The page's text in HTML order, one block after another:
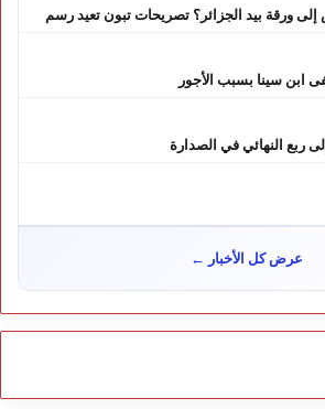
ورقة بيد الجزائر؟ تصريحات تبون تعيد رسم
ابن سينا بسبب الأجور
ربع النهائي في الصدارة
من الجزائر دورًا في أحداث سبتة؟ تقرير إسباني
أسعار المحروقات بالمغرب.. درهم إضافي للغازوال
عرض كل الأخبار ←